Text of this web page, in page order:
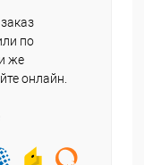
по
же
онлайн.